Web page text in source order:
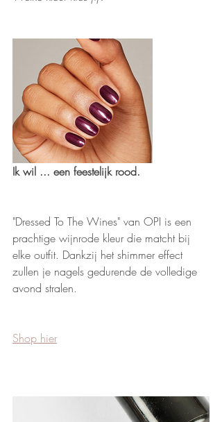
Ik wil ... een feestelijk rood.
"Dressed To The Wines" van OPI is een
prachtige wijnrode kleur die matcht bij
elke outfit. Dankzij het shimmer effect
zullen je nagels gedurende de volledige
avond stralen.
Shop hier